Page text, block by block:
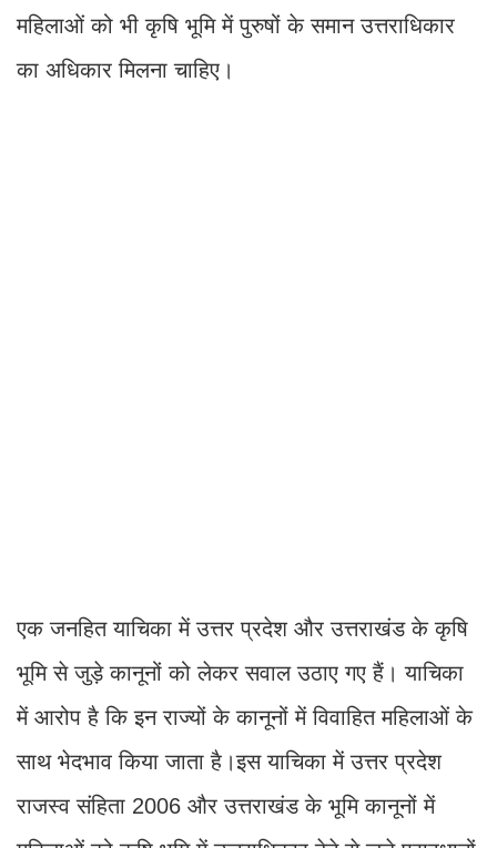
महिलाओं को भी कृषि भूमि में पुरुषों के समान उत्तराधिकार
का अधिकार मिलना चाहिए।
एक जनहित याचिका में उत्तर प्रदेश और उत्तराखंड के कृषि
भूमि से जुड़े कानूनों को लेकर सवाल उठाए गए हैं। याचिका
में आरोप है कि इन राज्यों के कानूनों में विवाहित महिलाओं के
साथ भेदभाव किया जाता है।इस याचिका में उत्तर प्रदेश
राजस्व संहिता 2006 और उत्तराखंड के भूमि कानूनों में